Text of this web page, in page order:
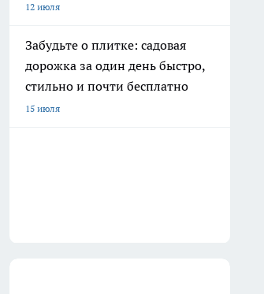
12 июля
Забудьте о плитке: садовая
дорожка за один день быстро,
стильно и почти бесплатно
15 июля